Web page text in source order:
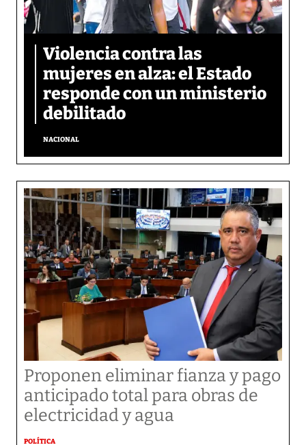
Violencia contra las
mujeres en alza: el Estado
responde con un ministerio
debilitado
NACIONAL
Proponen eliminar fianza y pago
anticipado total para obras de
electricidad y agua
POLÍTICA